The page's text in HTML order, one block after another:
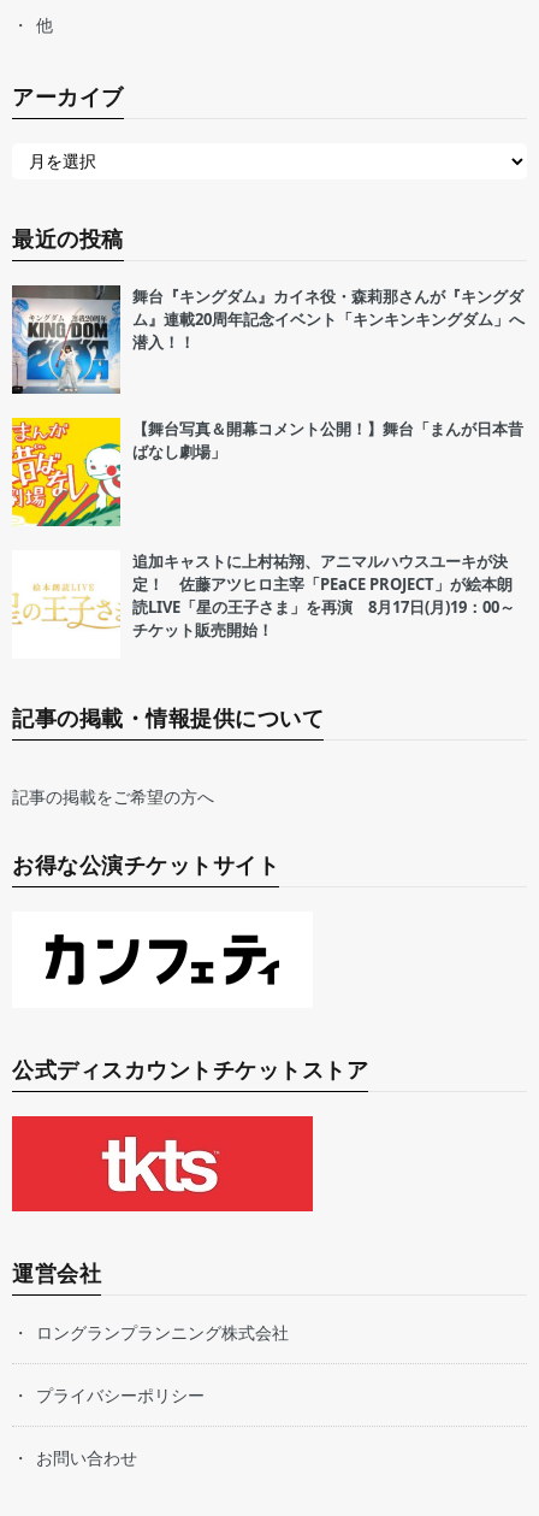
他
アーカイブ
最近の投稿
舞台『キングダム』カイネ役・森莉那さんが『キングダ
ム』連載20周年記念イベント「キンキンキングダム」へ
潜入！！
【舞台写真＆開幕コメント公開！】舞台「まんが日本昔
ばなし劇場」
追加キャストに上村祐翔、アニマルハウスユーキが決
定！ 佐藤アツヒロ主宰「PEaCE PROJECT」が絵本朗
読LIVE「星の王子さま」を再演 8月17日(月)19：00～
チケット販売開始！
記事の掲載・情報提供について
記事の掲載をご希望の方へ
お得な公演チケットサイト
公式ディスカウントチケットストア
運営会社
ロングランプランニング株式会社
プライバシーポリシー
お問い合わせ